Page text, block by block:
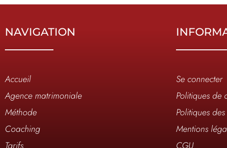
NAVIGATION
Accueil
Agence matrimoniale
Méthode
Coaching
Se connecter
Politiques de
Politiques
Mentions